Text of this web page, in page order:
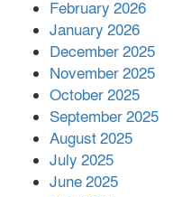
পর
February 2026
January 2026
December 2025
November 2025
October 2025
September 2025
August 2025
July 2025
June 2025